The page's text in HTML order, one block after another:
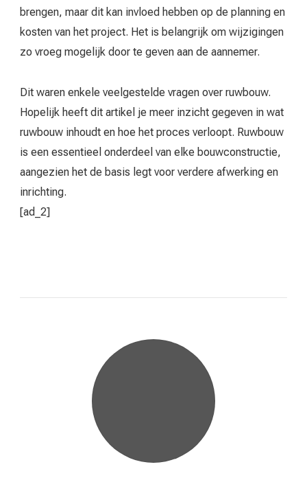
brengen, maar dit kan invloed hebben op de planning en
kosten van het project. Het is belangrijk om wijzigingen
zo vroeg mogelijk door te geven aan de aannemer.
Dit waren enkele veelgestelde vragen over ruwbouw.
Hopelijk heeft dit artikel je meer inzicht gegeven in wat
ruwbouw inhoudt en hoe het proces verloopt. Ruwbouw
is een essentieel onderdeel van elke bouwconstructie,
aangezien het de basis legt voor verdere afwerking en
inrichting.
[ad_2]